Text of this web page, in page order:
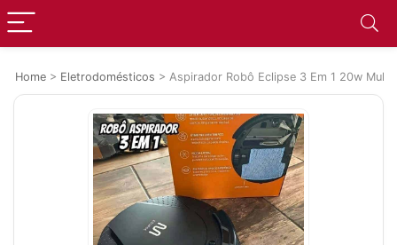
Home > Eletrodomésticos > Aspirador Robô Eclipse 3 Em 1 20w Multi